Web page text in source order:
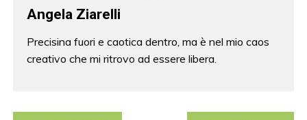
Angela Ziarelli
Precisina fuori e caotica dentro, ma è nel mio caos
creativo che mi ritrovo ad essere libera.